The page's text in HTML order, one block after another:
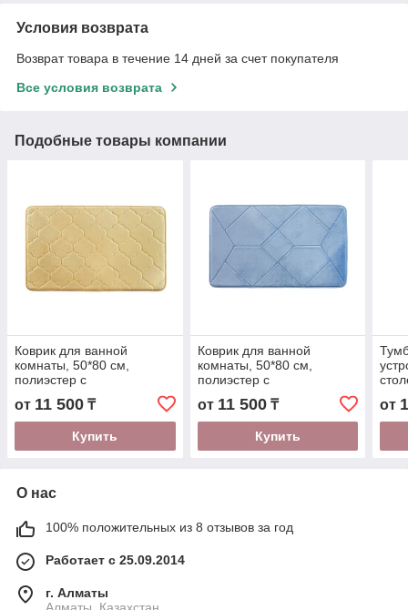
Условия возврата
Возврат товара в течение 14 дней за счет покупателя
Все условия возврата
Подобные товары компании
Коврик для ванной
комнаты, 50*80 см,
полиэстер с
запоминающей пеной,
IDDIS B21P580i12
от 11 500 ₸
Купить
Коврик для ванной
комнаты, 50*80 см,
полиэстер с
запоминающей пеной,
IDDIS B24P580i12
от 11 500₸
Купить
от
О нас
100% положительных из 8 отзывов за год
Работает с 25.09.2014
г. Алматы